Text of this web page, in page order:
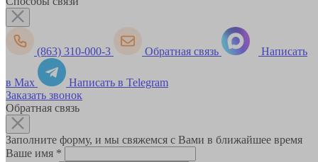
(863) 310-000-3 Обратная связь Написать
в Max
Написать в Telegram
Заказать звонок
Обратная связь
Заполните форму, и мы свяжемся с Вами в ближайшее время
Ваше имя *